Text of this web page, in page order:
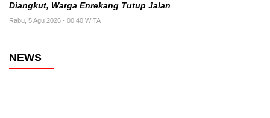
Diangkut, Warga Enrekang Tutup Jalan
Rabu, 5 Agu 2026 - 00:40 WITA
NEWS